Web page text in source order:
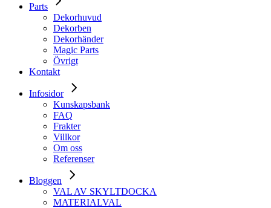
Parts
Dekorhuvud
Dekorben
Dekorhänder
Magic Parts
Övrigt
Kontakt
Infosidor
Kunskapsbank
FAQ
Frakter
Villkor
Om oss
Referenser
Bloggen
VAL AV SKYLTDOCKA
MATERIALVAL